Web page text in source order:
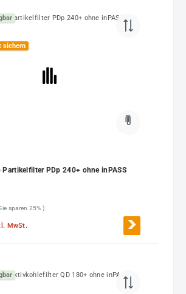
sichern
Partikelfilter PDp 240+ ohne inPASS
sparen 25% )
MwSt.